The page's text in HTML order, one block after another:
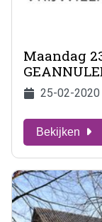
Maandag
25-02-2020
Bekijken